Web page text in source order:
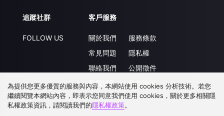
追蹤社群
FOLLOW US
客戶服務
關於我們
常見問題
聯絡我們
升級VIP
服務條款
隱私權
公開徵件
合作洽談
為提供您更多優質的服務與內容，本網站使用 cookies 分析技術。若您
繼續閱覽本網站內容，即表示您同意我們使用 cookies，關於更多相關隱
私權政策資訊，請閱讀我們的隱私權政策。